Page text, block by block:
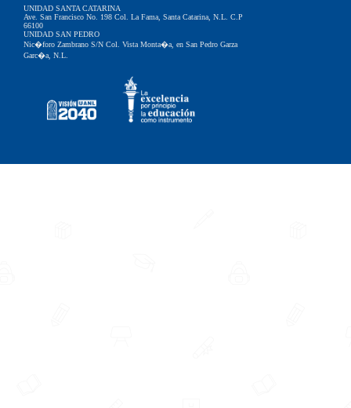
UNIDAD SANTA CATARINA
Ave. San Francisco No. 198 Col. La Fama, Santa Catarina, N.L. C.P
66100
UNIDAD SAN PEDRO
Nic�foro Zambrano S/N Col. Vista Monta�a, en San Pedro Garza
Garc�a, N.L.